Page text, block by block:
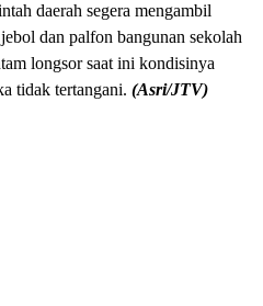
daerah segera mengambil
dan palfon bangunan sekolah
longsor saat ini kondisinya
tidak tertangani. (Asri/JTV)